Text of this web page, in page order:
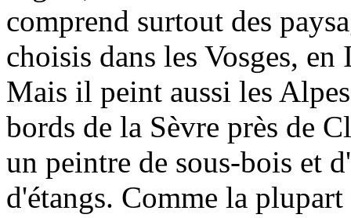
comprend surtout des
choisis dans les Vosges,
Mais il peint aussi les
bords de la Sèvre près de
un peintre de sous-bois et
d'étangs. Comme la